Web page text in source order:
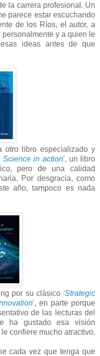
la carrera profesional. Un
parece estar escuchando
de los Ríos, el autor, a
y a quien le
ideas antes de que
otro libro especializado y
Science in action', un libro
pero de una calidad
Por desgracia, como
año, tampoco es nada
por su clásico 'Strategic
', en parte porque
de las lecturas del
ha gustado esa visión
confiere mucho atractivo.
cada vez que tenga que